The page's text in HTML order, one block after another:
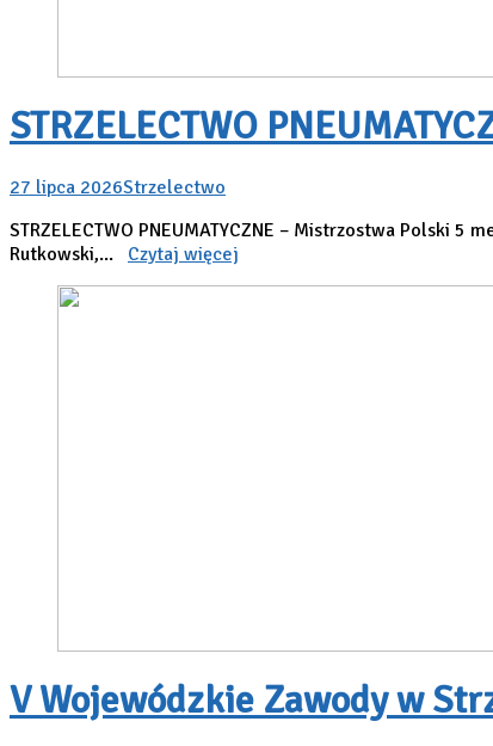
STRZELECTWO
27 lipca 2026Strzelectwo
STRZELECTWO PNEUMATYCZNE – Mistrzostwa Polski
Rutkowski,... Czytaj więcej
V Wojewódzkie Zawody w